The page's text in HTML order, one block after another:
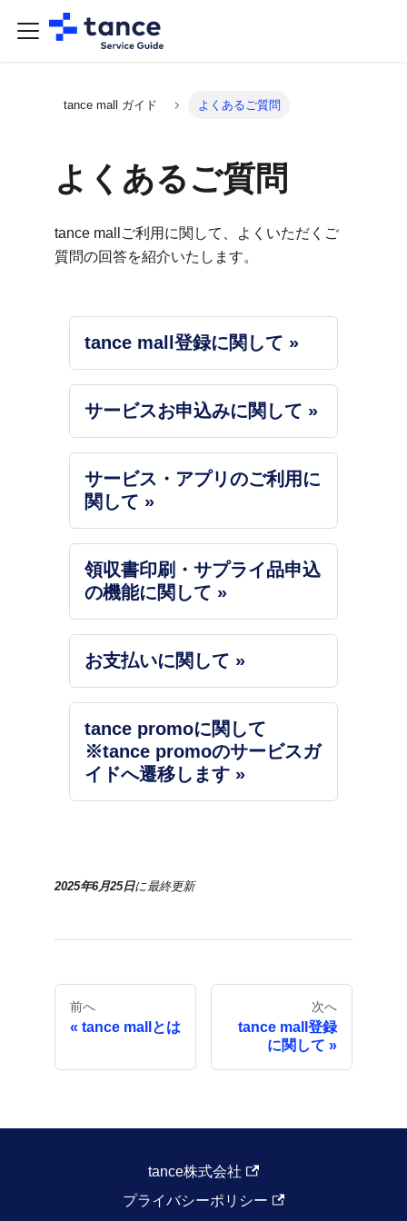
tance mall ガイド よくあるご質問
よくあるご質問
tance mallご利用に関して、よくいただくご
質問の回答を紹介いたします。
tance mall登録に関して »
サービスお申込みに関して »
サービス・アプリのご利用に
関して »
領収書印刷・サプライ品申込
の機能に関して »
お支払いに関して »
tance promoに関して
※tance promoのサービスガ
イドへ遷移します »
2025年6月25日に最終更新
前へ
tance mallとは
次へ
tance mall登録
に関して
tance株式会社
プライバシーポリシー